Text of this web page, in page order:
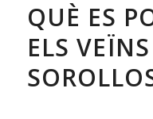
QUÈ ES
ELS VEÏNS